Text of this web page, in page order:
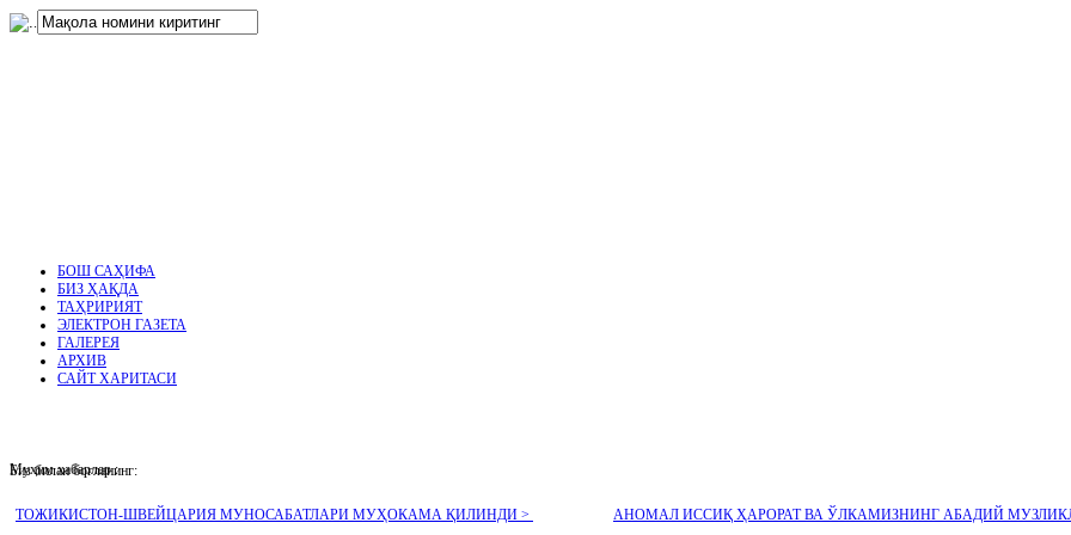
.
БОШ САҲИФА
БИЗ ҲАҚДА
ТАҲРИРИЯТ
ЭЛЕКТРОН ГАЗЕТА
ГАЛЕРЕЯ
АРХИВ
САЙТ ХАРИТАСИ
Муҳим хабарлар :
ТОЖИКИСТОН-ШВЕЙЦАРИЯ МУНОСАБАТЛАРИ МУҲОКАМА ҚИЛИНДИ > АНОМАЛ ИССИҚ ҲАРОРАТ ВА ЎЛКАМИЗНИНГ АБАДИЙ
Биз билан боғланинг: